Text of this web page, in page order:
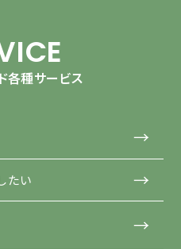
各種サービス
→
たい →
→